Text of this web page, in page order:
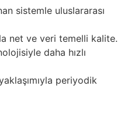
sistemle uluslararası
net ve veri temelli kalite.
daha hızlı
periyodik